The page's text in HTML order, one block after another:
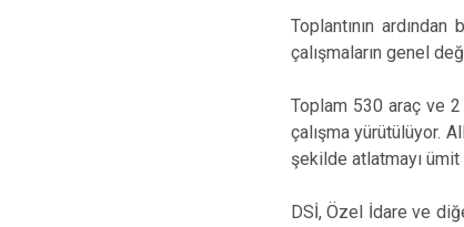
Toplantının
çalışmaların genel
Toplam 530 araç ve
çalışma yürütülüyor.
şekilde atlatmayı
DSİ, Özel İdare ve